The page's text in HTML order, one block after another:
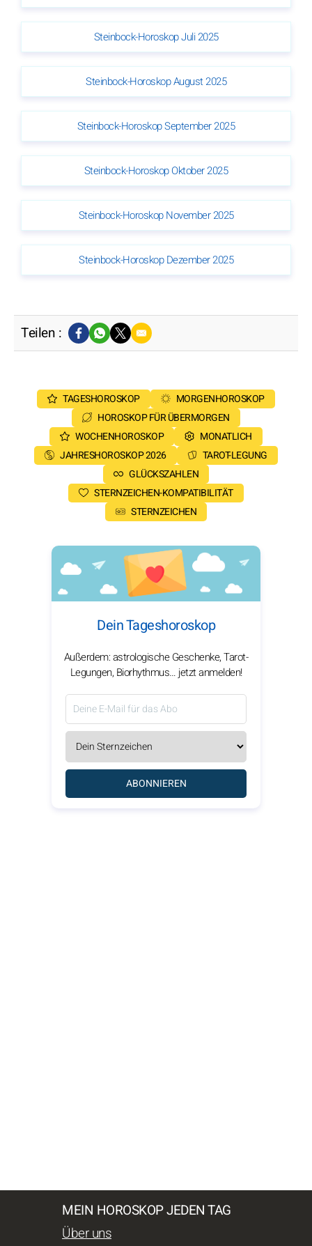
Steinbock-Horoskop Juli 2025
Steinbock-Horoskop August 2025
Steinbock-Horoskop September 2025
Steinbock-Horoskop Oktober 2025
Steinbock-Horoskop November 2025
Steinbock-Horoskop Dezember 2025
Teilen :
TAGESHOROSKOP
MORGENHOROSKOP
HOROSKOP FÜR ÜBERMORGEN
WOCHENHOROSKOP
MONATLICH
JAHRESHOROSKOP 2026
TAROT-LEGUNG
GLÜCKSZAHLEN
STERNZEICHEN-KOMPATIBILITÄT
STERNZEICHEN
Dein Tageshoroskop
Außerdem: astrologische Geschenke, Tarot-
Legungen, Biorhythmus… jetzt anmelden!
ABONNIEREN
MEIN HOROSKOP JEDEN TAG
Über uns